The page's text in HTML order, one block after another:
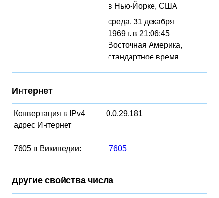
в Нью-Йорке, США
среда, 31 декабря
1969 г. в 21:06:45
Восточная Америка,
стандартное время
Интернет
Конвертация в IPv4
адрес Интернет
0.0.29.181
7605 в Википедии: 7605
Другие свойства числа